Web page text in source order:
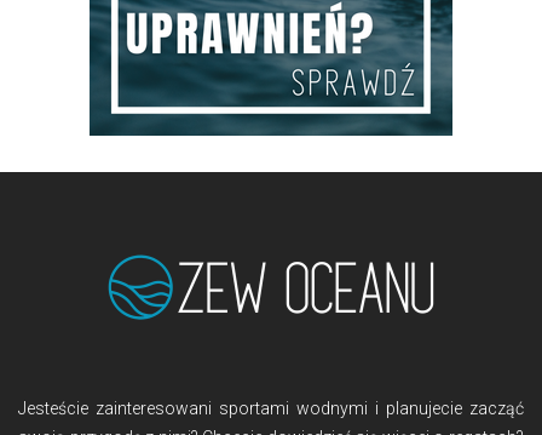
Jesteście zainteresowani sportami wodnymi i planujecie zacząć